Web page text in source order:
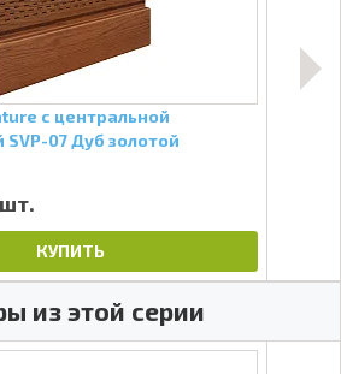
с центральной
07 Дуб золотой
КУПИТЬ
из этой серии